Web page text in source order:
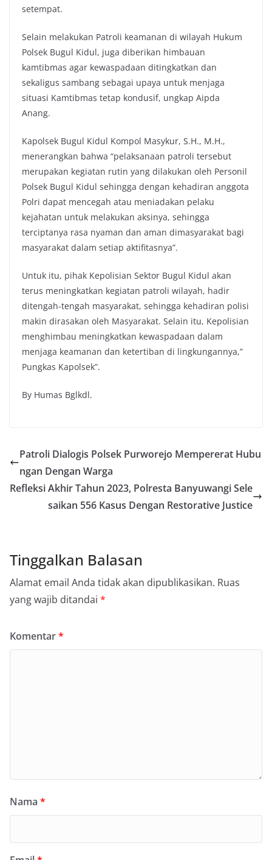
setempat.
Selain melakukan Patroli keamanan di wilayah Hukum
Polsek Bugul Kidul, juga diberikan himbauan
kamtibmas agar kewaspadaan ditingkatkan dan
sekaligus sambang sebagai upaya untuk menjaga
situasi Kamtibmas tetap kondusif, ungkap Aipda
Anang.
Kapolsek Bugul Kidul Kompol Masykur, S.H., M.H.,
menerangkan bahwa “pelaksanaan patroli tersebut
merupakan kegiatan rutin yang dilakukan oleh Personil
Polsek Bugul Kidul sehingga dengan kehadiran anggota
Polri dapat mencegah atau meniadakan pelaku
kejahatan untuk melakukan aksinya, sehingga
terciptanya rasa nyaman dan aman dimasyarakat bagi
masyarakat dalam setiap aktifitasnya”.
Untuk itu, pihak Kepolisian Sektor Bugul Kidul akan
terus meningkatkan kegiatan patroli wilayah, hadir
ditengah-tengah masyarakat, sehingga kehadiran polisi
makin dirasakan oleh Masyarakat. Selain itu, Kepolisian
menghimbau meningkatkan kewaspadaan dalam
menjaga keamanan dan ketertiban di lingkungannya,”
Pungkas Kapolsek”.
By Humas Bglkdl.
Patroli Dialogis Polsek Purworejo Mempererat Hubu
ngan Dengan Warga
Refleksi Akhir Tahun 2023, Polresta Banyuwangi Sele
saikan 556 Kasus Dengan Restorative Justice
Tinggalkan Balasan
Alamat email Anda tidak akan dipublikasikan. Ruas
yang wajib ditandai *
Komentar*
Nama *